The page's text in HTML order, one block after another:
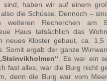
sind, haben wir auf einem
die Schüsse. Dennoch –
weiteren Recherchen am
Haus tatsächlich das
neues Kloster gebaut, ca.
Somit ergab der ganze
. Es war ein
fast alles, war die Burg nicht
denn die Burg war vom